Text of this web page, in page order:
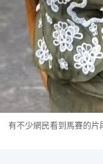
有不少網民看到馬賽的片